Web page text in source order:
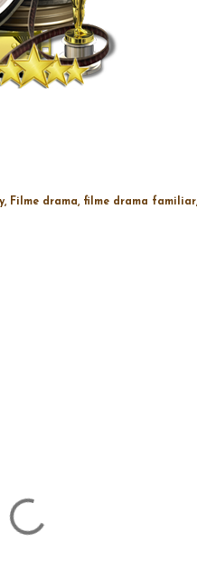
Filme drama filme drama familiar